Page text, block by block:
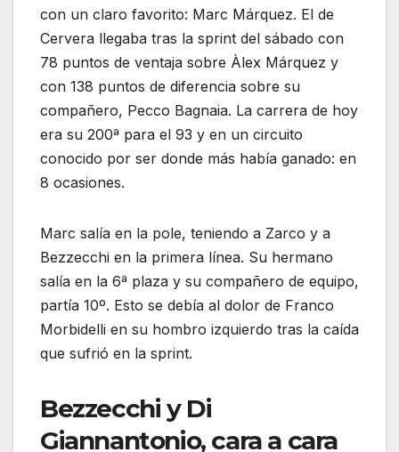
con un claro favorito: Marc Márquez. El de
Cervera llegaba tras la sprint del sábado con
78 puntos de ventaja sobre Àlex Márquez y
con 138 puntos de diferencia sobre su
compañero, Pecco Bagnaia. La carrera de hoy
era su 200ª para el 93 y en un circuito
conocido por ser donde más había ganado: en
8 ocasiones.
Marc salía en la pole, teniendo a Zarco y a
Bezzecchi en la primera línea. Su hermano
salía en la 6ª plaza y su compañero de equipo,
partía 10º. Esto se debía al dolor de Franco
Morbidelli en su hombro izquierdo tras la caída
que sufrió en la sprint.
Bezzecchi y Di
Giannantonio, cara a cara